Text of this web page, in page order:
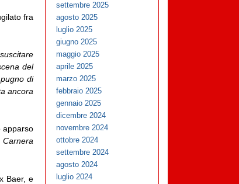
fra
del
di
ancora
apparso
Carnera
Baer, e
settembre 2025
agosto 2025
luglio 2025
giugno 2025
maggio 2025
aprile 2025
marzo 2025
febbraio 2025
gennaio 2025
dicembre 2024
novembre 2024
ottobre 2024
settembre 2024
agosto 2024
luglio 2024